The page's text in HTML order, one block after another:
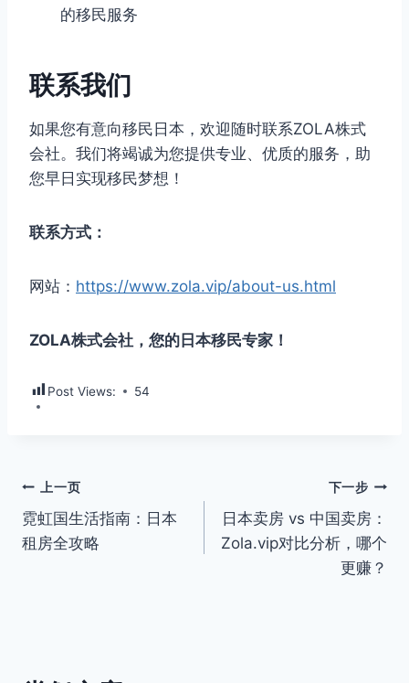
的移民服务
联系我们
如果您有意向移民日本，欢迎随时联系ZOLA株式
会社。我们将竭诚为您提供专业、优质的服务，助
您早日实现移民梦想！
联系方式：
网站： https://www.zola.vip/about-us.html
ZOLA株式会社，您的日本移民专家！
Post Views: 54
文
章
上一页
霓虹国生活指南：日本
租房全攻略
下一步
日本卖房 vs 中国卖房：
Zola.vip对比分析，哪个
更赚？